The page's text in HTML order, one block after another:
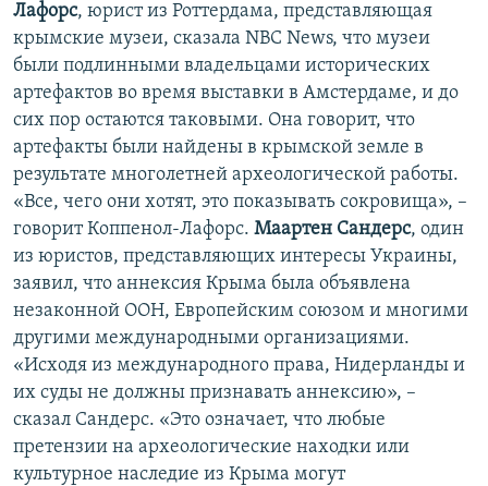
Лафорс, юрист из Роттердама, представляющая
крымские музеи, сказала NBC News, что музеи
были подлинными владельцами исторических
артефактов во время выставки в Амстердаме, и до
сих пор остаются таковыми. Она говорит, что
артефакты были найдены в крымской земле в
результате многолетней археологической работы.
«Все, чего они хотят, это показывать сокровища», –
говорит Коппенол-Лафорс. Маартен Сандерс, один
из юристов, представляющих интересы Украины,
заявил, что аннексия Крыма была объявлена
незаконной ООН, Европейским союзом и многими
другими международными организациями.
«Исходя из международного права, Нидерланды и
их суды не должны признавать аннексию», –
сказал Сандерс. «Это означает, что любые
претензии на археологические находки или
культурное наследие из Крыма могут